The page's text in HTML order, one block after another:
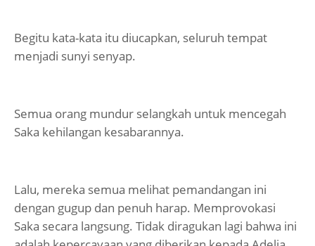
Begitu kata-kata itu diucapkan, seluruh tempat
menjadi sunyi senyap.
Semua orang mundur selangkah untuk mencegah
Saka kehilangan kesabarannya.
Lalu, mereka semua melihat pemandangan ini
dengan gugup dan penuh harap. Memprovokasi
Saka secara langsung. Tidak diragukan lagi bahwa ini